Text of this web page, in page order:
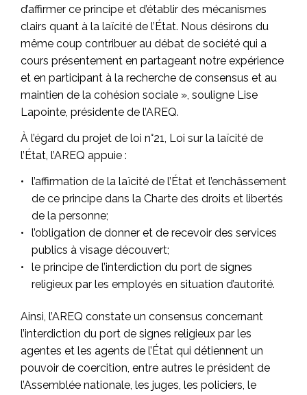
d’affirmer ce principe et d’établir des mécanismes
clairs quant à la laïcité de l’État. Nous désirons du
même coup contribuer au débat de société qui a
cours présentement en partageant notre expérience
et en participant à la recherche de consensus et au
maintien de la cohésion sociale », souligne Lise
Lapointe, présidente de l’AREQ.
À l’égard du projet de loi n°21, Loi sur la laïcité de
l’État, l’AREQ appuie :
l’affirmation de la laïcité de l’État et l’enchâssement
de ce principe dans la Charte des droits et libertés
de la personne;
l’obligation de donner et de recevoir des services
publics à visage découvert;
le principe de l’interdiction du port de signes
religieux par les employés en situation d’autorité.
Ainsi, l’AREQ constate un consensus concernant
l’interdiction du port de signes religieux par les
agentes et les agents de l’État qui détiennent un
pouvoir de coercition, entre autres le président de
l’Assemblée nationale, les juges, les policiers, le